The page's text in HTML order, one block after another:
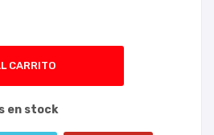
CARRITO
en stock